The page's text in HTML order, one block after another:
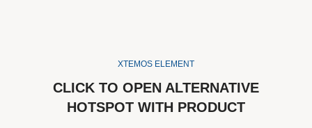
XTEMOS ELEMENT
CLICK TO OPEN ALTERNATIVE
HOTSPOT WITH PRODUCT